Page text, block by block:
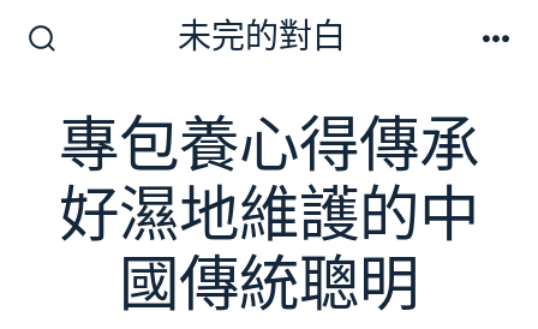
切
換
開
未完的對白
專包養心得傳承
好濕地維護的中
國傳統聰明